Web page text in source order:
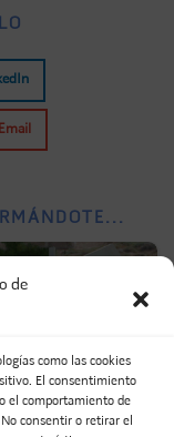
de
como las cookies
El consentimiento
el comportamiento de
consentir o retirar el
Email